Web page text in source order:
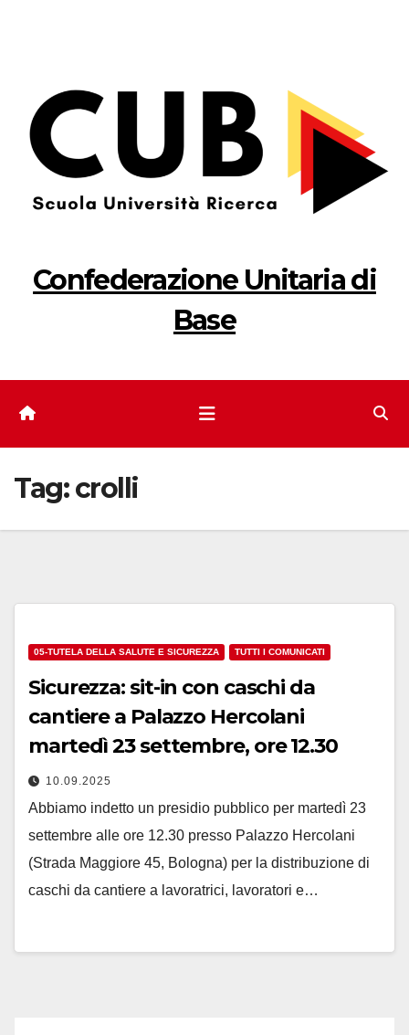
Confederazione Unitaria di
Base
Tag:crolli
05-TUTELA DELLA SALUTE E SICUREZZA TUTTI I COMUNICATI
Sicurezza: sit-in con caschi da
cantiere a Palazzo Hercolani
martedì 23 settembre, ore 12.30
10.09.2025
Abbiamo indetto un presidio pubblico per martedì 23
settembre alle ore 12.30 presso Palazzo Hercolani
(Strada Maggiore 45, Bologna) per la distribuzione di
caschi da cantiere a lavoratrici, lavoratori e…